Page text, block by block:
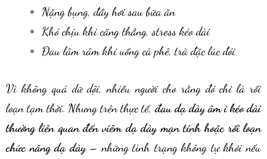
Nặng bụng, đầy hơi sau bữa ăn
Khó chịu khi căng thẳng, stress kéo dài
Đau lâm râm khi uống cà phê, trà đặc lúc đói
Vì không quá dữ dội, nhiều người cho rằng đó chỉ là rối
loạn tạm thời. Nhưng trên thực tế,đau dạ dày âm ỉ kéo dài
thường liên quan đến viêm dạ dày mạn tính hoặc rối loạn
chức năng dạ dày– những tình trạng không tự khỏi nếu